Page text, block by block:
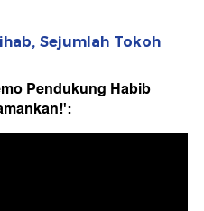
Sejumlah Tokoh
Pendukung Habib